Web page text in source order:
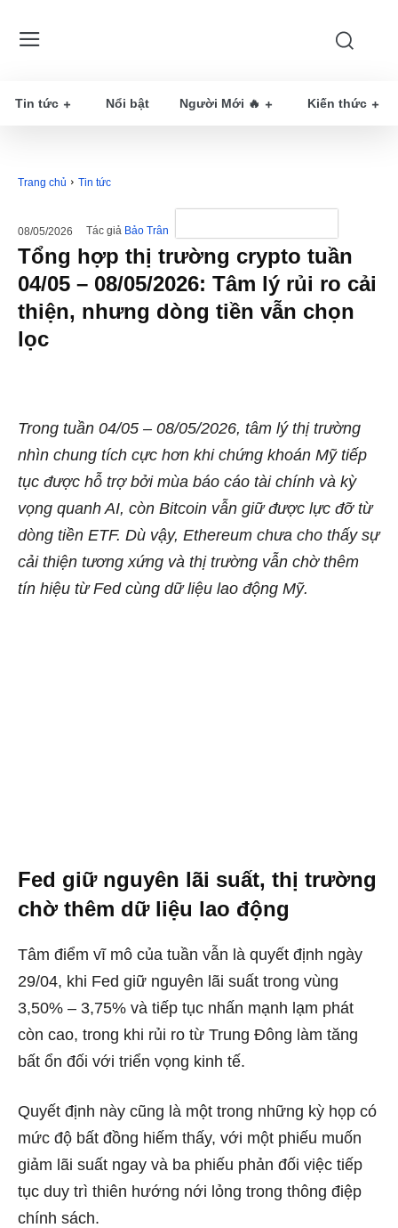
Tin tức Nổi bật Người Mới 🔥 Kiến thức
Trang chủ Tin tức
08/05/2026 Tác giả Bảo Trân
Tổng hợp thị trường crypto tuần
04/05 – 08/05/2026: Tâm lý rủi ro cải
thiện, nhưng dòng tiền vẫn chọn
lọc
Trong tuần 04/05 – 08/05/2026, tâm lý thị trường
nhìn chung tích cực hơn khi chứng khoán Mỹ tiếp
tục được hỗ trợ bởi mùa báo cáo tài chính và kỳ
vọng quanh AI, còn Bitcoin vẫn giữ được lực đỡ từ
dòng tiền ETF. Dù vậy, Ethereum chưa cho thấy sự
cải thiện tương xứng và thị trường vẫn chờ thêm
tín hiệu từ Fed cùng dữ liệu lao động Mỹ.
Fed giữ nguyên lãi suất, thị trường
chờ thêm dữ liệu lao động
Tâm điểm vĩ mô của tuần vẫn là quyết định ngày
29/04, khi Fed giữ nguyên lãi suất trong vùng
3,50% – 3,75% và tiếp tục nhấn mạnh lạm phát
còn cao, trong khi rủi ro từ Trung Đông làm tăng
bất ổn đối với triển vọng kinh tế.
Quyết định này cũng là một trong những kỳ họp có
mức độ bất đồng hiếm thấy, với một phiếu muốn
giảm lãi suất ngay và ba phiếu phản đối việc tiếp
tục duy trì thiên hướng nới lỏng trong thông điệp
chính sách.